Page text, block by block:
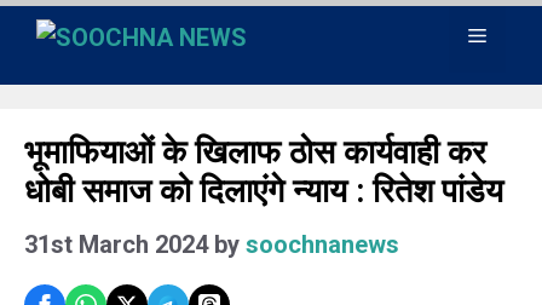
Skip
content
Menu
भूमाफियाओं के खिलाफ ठोस कार्यवाही कर
धोबी समाज को दिलाएंगे न्याय : रितेश पांडेय
31st March 2024 by soochnanews